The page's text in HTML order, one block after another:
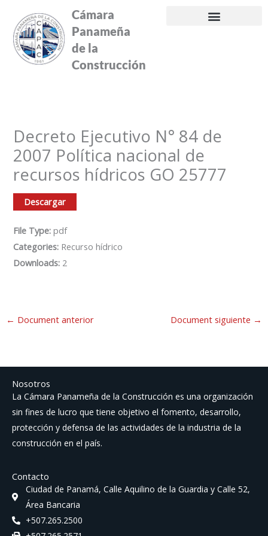
contenido
Cámara
Panameña
de la
Construcción
Decreto Ejecutivo N° 84 de
2007 Política nacional de
recursos hídricos GO 25777
Descargar
File Type:pdf
Categories: Recurso hídrico
Downloads: 2
← Document anterior Document siguiente →
Nosotros
La Cámara Panameña de la Construcción es una organización
sin fines de lucro que tiene objetivo el fomento, desarrollo,
protección y defensa de las actividades de la industria de la
construcción en el país.
Contacto
Ciudad de Panamá, Calle Aquilino de la Guardia y Calle 52,
Área Bancaria
+507.265.2500